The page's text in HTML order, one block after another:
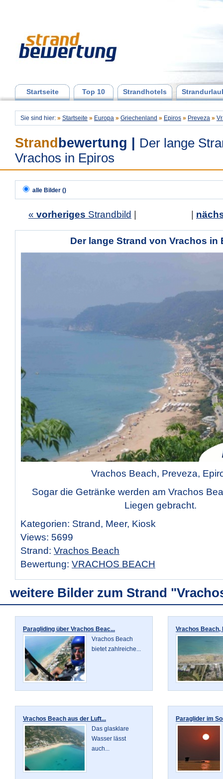
Startseite Top 10 Strandhotels
Sie sind hier: » Startseite » Europa » Griechenland » Epiros » Preveza »
Strand bewertung
Der lange
Vrachos in Epiros
alle Bilder ()
« vorheriges Strandbild
Der lange Strand von Vrachos in
Vrachos Beach, Preveza,
Sogar die Getränke werden am Vrachos
Liegen gebracht.
Kategorien: Strand, Meer, Kiosk
Views: 5699
Strand: Vrachos Beach
Bewertung: VRACHOS BEACH
weitere Bilder zum Strand
Paragliding über Vrachos Beac...
Vrachos Beach
bietet zahlreiche...
Vrachos Beach,
Vrachos Beach aus der Luft...
Das glasklare
Wasser lässt
auch...
Paraglider im